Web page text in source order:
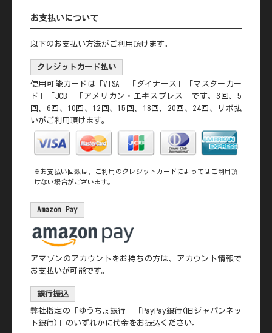
お支払いについて
以下のお支払い方法がご利用頂けます。
クレジットカード払い
使用可能カードは「VISA」「ダイナース」「マスターカー
ド」「JCB」「アメリカン・エキスプレス」です。3回、5
回、6回、10回、12回、15回、18回、20回、24回、リボ払
いがご利用頂けます。
※お支払い回数は、ご利用のクレジットカードによってはご利用頂
けない場合がございます。
Amazon Pay
アマゾンのアカウントをお持ちの方は、アカウント情報で
お支払いが可能です。
銀行振込
弊社指定の 「ゆうちょ銀行」「PayPay銀行(旧ジャパンネッ
ト銀行)」のいずれかに代金をお振込ください。